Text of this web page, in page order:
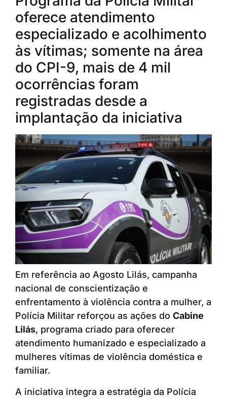
oferece atendimento
especializado e acolhimento
às vítimas; somente na área
do CPI-9, mais de 4 mil
ocorrências foram
registradas desde a
implantação da iniciativa
Em referência ao Agosto Lilás, campanha
nacional de conscientização e
enfrentamento à violência contra a mulher, a
Polícia Militar reforçou as ações do Cabine
Lilás, programa criado para oferecer
atendimento humanizado e especializado a
mulheres vítimas de violência doméstica e
familiar.
A iniciativa integra a estratégia da Polícia